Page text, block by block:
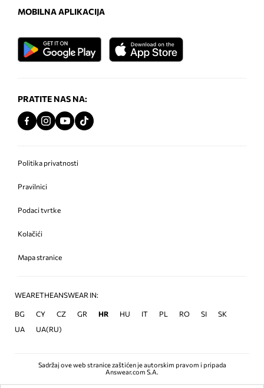
MOBILNA APLIKACIJA
PRATITE NAS NA:
Politika privatnosti
Pravilnici
Podaci tvrtke
Kolačići
Mapa stranice
WEARETHEANSWEAR IN:
BG CY CZ GR HR HU IT PL RO SI
SK
UA
UA(RU)
Sadržaj ove web stranice zaštićen je autorskim pravom i pripada
Answear.com S.A.